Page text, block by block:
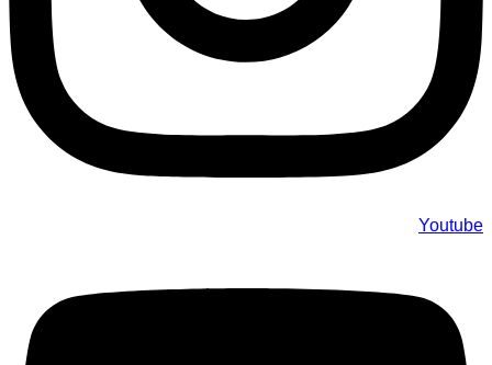
Youtube